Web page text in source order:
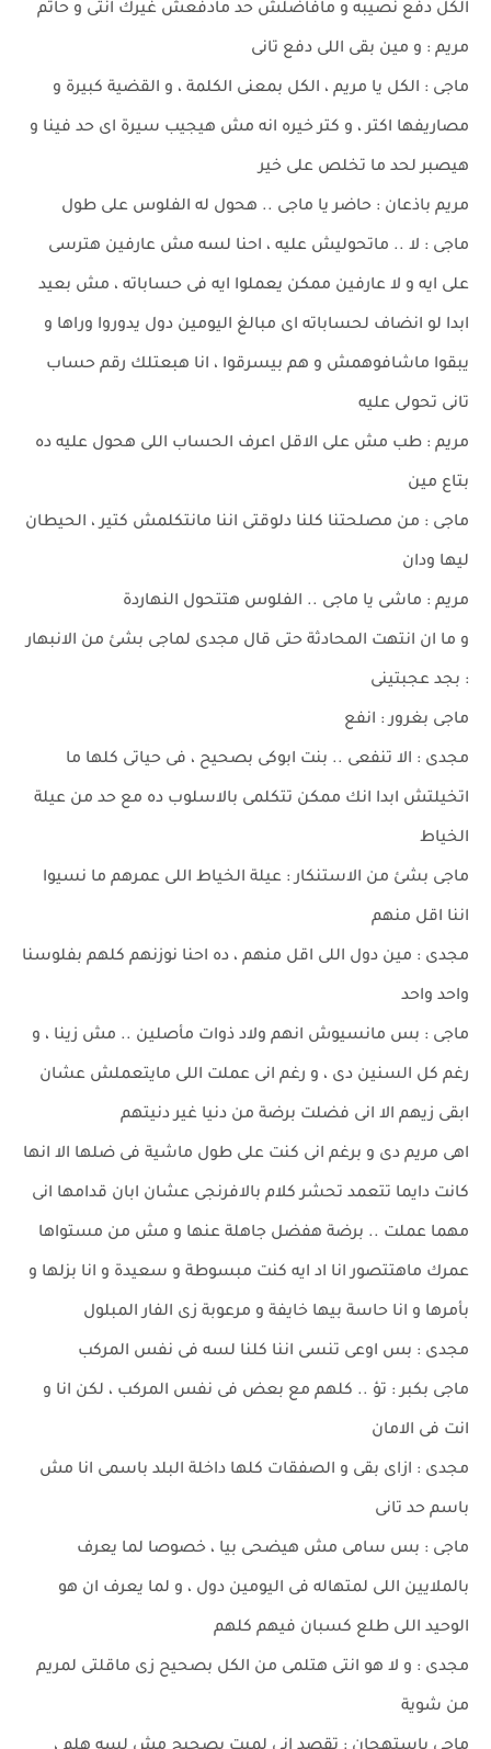
الكل دفع نصيبه و مافاضلش حد مادفعش غيرك انتى و حاتم
مريم : و مين بقى اللى دفع تانى
ماجى : الكل يا مريم ، الكل بمعنى الكلمة ، و القضية كبيرة و
مصاريفها اكتر ، و كتر خيره انه مش هيجيب سيرة اى حد فينا و
هيصبر لحد ما تخلص على خير
مريم باذعان : حاضر يا ماجى .. هحول له الفلوس على طول
ماجى : لا .. ماتحوليش عليه ، احنا لسه مش عارفين هترسى
على ايه و لا عارفين ممكن يعملوا ايه فى حساباته ، مش بعيد
ابدا لو انضاف لحساباته اى مبالغ اليومين دول يدوروا وراها و
يبقوا ماشافوهمش و هم بيسرقوا ، انا هبعتلك رقم حساب
تانى تحولى عليه
مريم : طب مش على الاقل اعرف الحساب اللى هحول عليه ده
بتاع مين
ماجى : من مصلحتنا كلنا دلوقتى اننا مانتكلمش كتير ، الحيطان
ليها ودان
مريم : ماشى يا ماجى .. الفلوس هتتحول النهاردة
و ما ان انتهت المحادثة حتى قال مجدى لماجى بشئ من الانبهار
: بجد عجبتينى
ماجى بغرور : انفع
مجدى : الا تنفعى .. بنت ابوكى بصحيح ، فى حياتى كلها ما
اتخيلتش ابدا انك ممكن تتكلمى بالاسلوب ده مع حد من عيلة
الخياط
ماجى بشئ من الاستنكار : عيلة الخياط اللى عمرهم ما نسيوا
اننا اقل منهم
مجدى : مين دول اللى اقل منهم ، ده احنا نوزنهم كلهم بفلوسنا
واحد واحد
ماجى : بس مانسيوش انهم ولاد ذوات مأصلين .. مش زينا ، و
رغم كل السنين دى ، و رغم انى عملت اللى مايتعملش عشان
ابقى زيهم الا انى فضلت برضة من دنيا غير دنيتهم
اهى مريم دى و برغم انى كنت على طول ماشية فى ضلها الا انها
كانت دايما تتعمد تحشر كلام بالافرنجى عشان ابان قدامها انى
مهما عملت .. برضة هفضل جاهلة عنها و مش من مستواها
عمرك ماهتتصور انا اد ايه كنت مبسوطة و سعيدة و انا بزلها و
بأمرها و انا حاسة بيها خايفة و مرعوبة زى الفار المبلول
مجدى : بس اوعى تنسى اننا كلنا لسه فى نفس المركب
ماجى بكبر : تؤ .. كلهم مع بعض فى نفس المركب ، لكن انا و
انت فى الامان
مجدى : ازاى بقى و الصفقات كلها داخلة البلد باسمى انا مش
باسم حد تانى
ماجى : بس سامى مش هيضحى بيا ، خصوصا لما يعرف
بالملايين اللى لمتهاله فى اليومين دول ، و لما يعرف ان هو
الوحيد اللى طلع كسبان فيهم كلهم
مجدى : و لا هو انتى هتلمى من الكل بصحيح زى ماقلتى لمريم
من شوية